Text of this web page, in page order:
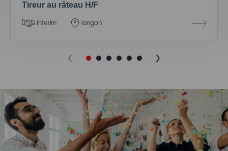
Tireur au râteau H/F
Interim langon